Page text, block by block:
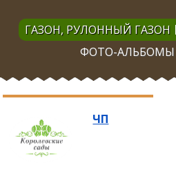
ГАЗОН, РУЛОННЫЙ ГАЗОН
ФОТО-АЛЬБОМЫ
ЧП